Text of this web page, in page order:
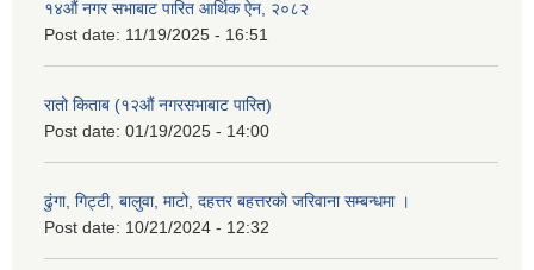
१४औं नगर सभाबाट पारित आर्थिक ऐन, २०८२
Post date: 11/19/2025 - 16:51
रातो किताब (१२औं नगरसभाबाट पारित)
Post date: 01/19/2025 - 14:00
ढुंगा, गिट्टी, बालुवा, माटो, दहत्तर बहत्तरको जरिवाना सम्बन्धमा ।
Post date: 10/21/2024 - 12:32